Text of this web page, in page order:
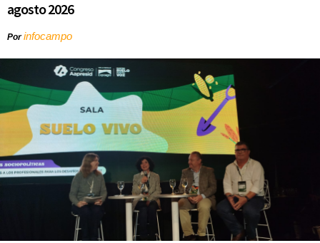
agosto 2026
Porinfocampo